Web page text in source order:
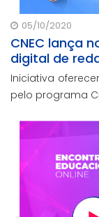
05/10/2020
CNEC lança
digital de
Iniciativa
pelo programa